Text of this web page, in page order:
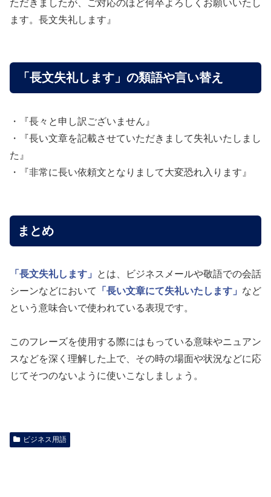
ただきましたが、ご対応のほど何卒よろしくお願いいたし
ます。長文失礼します』
「長文失礼します」の類語や言い替え
・『長々と申し訳ございません』
・『長い文章を記載させていただきまして失礼いたしまし
た』
・『非常に長い依頼文となりまして大変恐れ入ります』
まとめ
「長文失礼します」
とは、ビジネスメールや敬語での会話
シーンなどにおいて
「長い文章にて失礼いたします」 など
という意味合いで使われている表現です。
このフレーズを使用する際にはもっている意味やニュアン
スなどを深く理解した上で、その時の場面や状況などに応
じてそつのないように使いこなしましょう。
ビジネス用語